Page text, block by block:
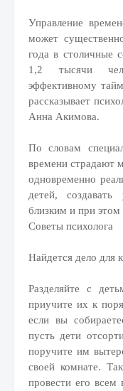
Управление
может
года в столичные
1,2 тысячи
эффективному
рассказывает
Анна Акимова.
По словам
времени страдают
одновременно
детей,
близким и при этом
Советы психолога
Найдется дело для
Разделяйте с
приучите их к
если вы
пусть дети
поручите им
своей комнате.
провести его всем